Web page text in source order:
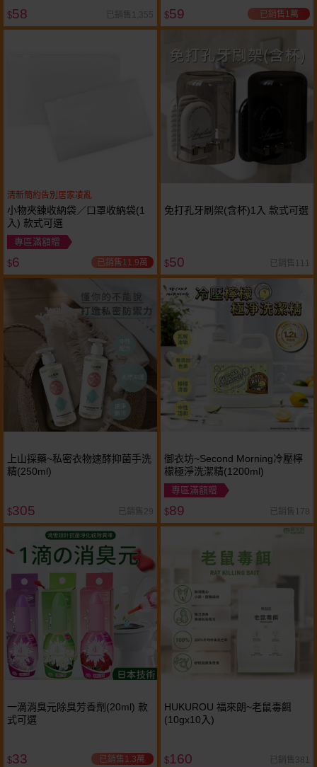
$58 已銷售1,355 $59 已銷售1萬
清新簡約告別居家凌亂
小物夾鍊收納袋／口罩收納袋(1
入) 款式可選
專區滿額贈
$6 已銷售11.9萬
免打孔牙刷架(含杯)1入 款式可選
$50 已銷售111
上山採藥~私密衣物速酵抑菌手洗
精(250ml)
$305 已銷售29
御衣坊~Second Morning冷壓檸
檬極淨洗潔精(1200ml)
專區滿額贈
$89 已銷售178
一滴消臭元除臭芳香劑(20ml) 款
式可選
$33 已銷售1.3萬
HUKUROU 福來朗~老鼠毒餌
(10gx10入)
$160 已銷售381